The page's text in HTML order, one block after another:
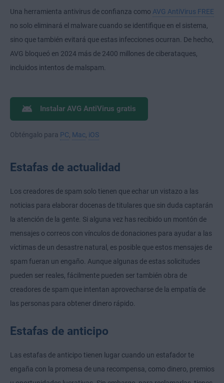
Una herramienta antivirus de confianza como AVG AntiVirus FREE
no solo eliminará el malware cuando se identifique en el sistema,
sino que también evitará que estas infecciones ocurran. De hecho,
AVG bloqueó en 2024 más de 2400 millones de ciberataques,
incluidos intentos de malspam.
Instalar AVG AntiVirus gratis
Obténgalo para PC, Mac, iOS
Estafas de actualidad
Los creadores de spam solo tienen que echar un vistazo a las
noticias para elaborar docenas de titulares que sin duda captarán
la atención de la gente. Si alguna vez has recibido un montón de
mensajes o correos con vínculos de donaciones para ayudar a las
víctimas de un desastre natural, es posible que estos mensajes de
spam fueran un engaño. Aunque algunas de estas solicitudes
pueden ser reales, fácilmente pueden ser también obra de
creadores de spam que intentan aprovecharse de la empatía de
las personas para obtener dinero rápido.
Estafas de anticipo
Las estafas de anticipo tienen lugar cuando un estafador te
engaña con la promesa de una recompensa, como dinero, premios